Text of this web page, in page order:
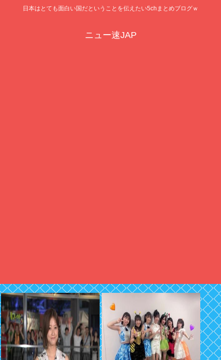
日本はとても面白い国だということを伝えたい5chまとめブログｗ
ニュー速JAP